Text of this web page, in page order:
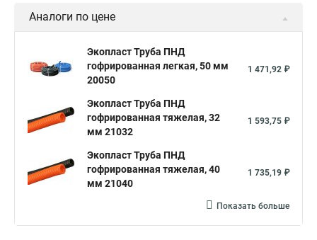
Аналоги по цене
Экопласт Труба ПНД
гофрированная легкая, 50 мм
20050
1 471,92 ₽
Экопласт Труба ПНД
гофрированная тяжелая, 32
мм 21032
1 593,75 ₽
Экопласт Труба ПНД
гофрированная тяжелая, 40
мм 21040
1 735,19 ₽
Показать больше